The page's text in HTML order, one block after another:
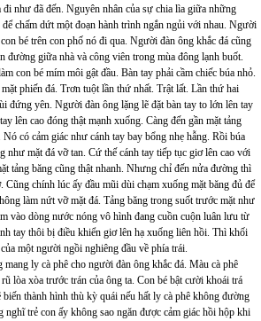
đi như đã đến. Nguyên nhân của sự chia lìa giữa những
chấm dứt một đoạn hành trình ngắn ngủi với nhau. Người
bé trên con phố nó đi qua. Người đàn ông khắc đá cũng
đường giữa nhà và công viên trong mùa đông lạnh buốt.
con bé mím môi gật đầu. Bàn tay phải cầm chiếc búa nhỏ.
phiến đá. Trơn tuột lần thứ nhất. Trật lất. Lần thứ hai
đứng yên. Người đàn ông lặng lẽ đặt bàn tay to lớn lên tay
lên cao đóng thật mạnh xuống. Càng đến gần mặt tảng
có cảm giác như cánh tay bay bổng nhẹ hẫng. Rồi búa
như mặt đá vỡ tan. Cứ thế cánh tay tiếp tục giơ lên cao với
tảng băng cũng thật nhanh. Nhưng chỉ đến nửa đường thì
Cũng chính lúc ấy đầu mũi dùi chạm xuống mặt băng đủ để
làm nứt vỡ mặt đá. Tảng băng trong suốt trước mặt như
vào dòng nước nóng vô hình đang cuồn cuộn luân lưu từ
tay thôi bị điều khiển giơ lên hạ xuống liên hồi. Thì khối
một người ngồi nghiêng đầu về phía trái.
ly cà phê cho người đàn ông khắc đá. Màu cà phê
lòa xòa trước trán của ông ta. Con bé bật cười khoái trá
thành hình thù kỳ quái nếu hất ly cà phê không đường
trẻ con ấy không sao ngăn được cảm giác hồi hộp khi